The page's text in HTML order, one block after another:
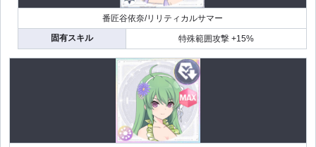
番匠谷依奈/リリティカルサマー
固有スキル
特殊範囲攻撃 +15%